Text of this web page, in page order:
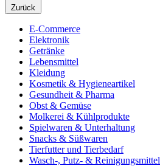
Zurück
E-Commerce
Elektronik
Getränke
Lebensmittel
Kleidung
Kosmetik & Hygieneartikel
Gesundheit & Pharma
Obst & Gemüse
Molkerei & Kühlprodukte
Spielwaren & Unterhaltung
Snacks & Süßwaren
Tierfutter und Tierbedarf
Wasch-, Putz- & Reinigungsmittel